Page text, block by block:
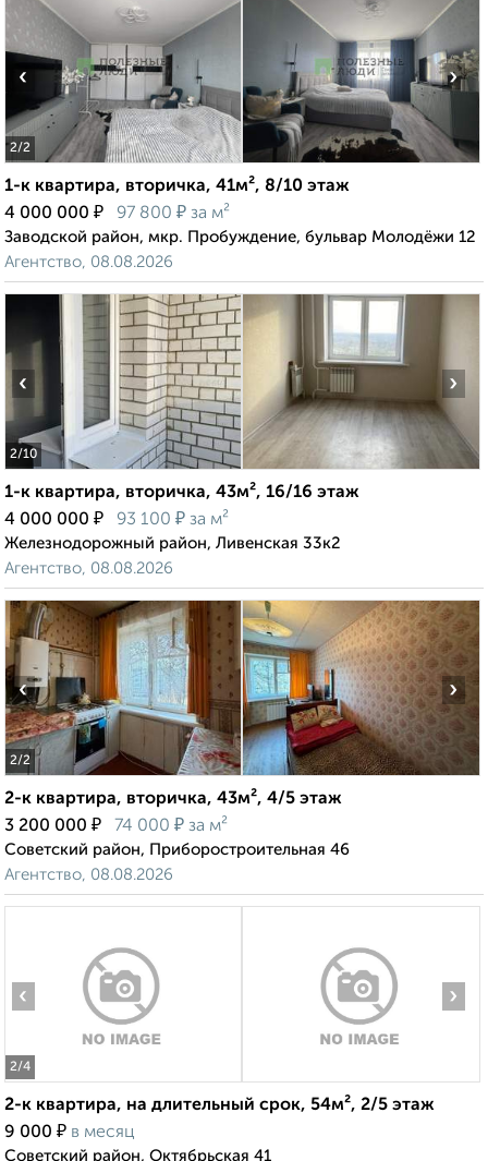
2/2
‹ ›
1-к квартира, вторичка, 41м², 8/10 этаж
4 000 000 ₽ 97 800 ₽ за м²
Заводской район, мкр. Пробуждение, бульвар Молодёжи 12
Агентство, 08.08.2026
2/10
‹ ›
1-к квартира, вторичка, 43м², 16/16 этаж
4 000 000 ₽ 93 100 ₽ за м²
Железнодорожный район, Ливенская 33к2
Агентство, 08.08.2026
2/2
‹ ›
2-к квартира, вторичка, 43м², 4/5 этаж
3 200 000 ₽ 74 000 ₽ за м²
Советский район, Приборостроительная 46
Агентство, 08.08.2026
2/4
‹ ›
2-к квартира, на длительный срок, 54м², 2/5 этаж
9 000 ₽ в месяц
Советский район, Октябрьская 41